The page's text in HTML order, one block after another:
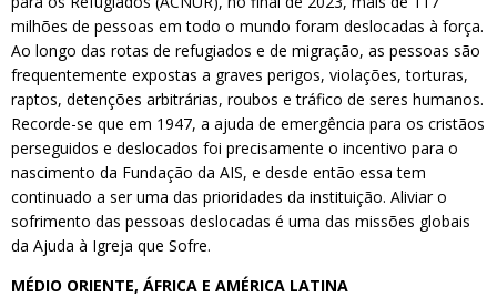
milhões de pessoas em todo o mundo foram deslocadas à força.
Ao longo das rotas de refugiados e de migração, as pessoas são
frequentemente expostas a graves perigos, violações, torturas,
raptos, detenções arbitrárias, roubos e tráfico de seres humanos.
Recorde-se que em 1947, a ajuda de emergência para os cristãos
perseguidos e deslocados foi precisamente o incentivo para o
nascimento da Fundação da AIS, e desde então essa tem
continuado a ser uma das prioridades da instituição. Aliviar o
sofrimento das pessoas deslocadas é uma das missões globais
da Ajuda à Igreja que Sofre.
MÉDIO ORIENTE, ÁFRICA E AMÉRICA LATINA